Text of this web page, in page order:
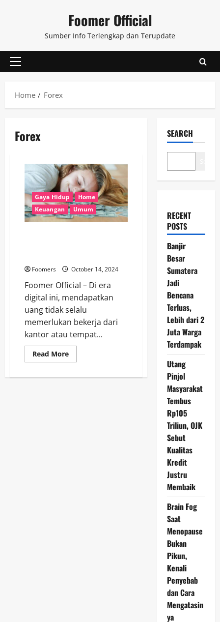
Foomer Official
Sumber Info Terlengkap dan Terupdate
Primary
Home
Forex
Forex
Gaya Hidup
Home
Keuangan
Umum
Foomers October 14, 2024
Foomer Official – Di era
digital ini, mendapatkan
uang tidak selalu
memerlukan bekerja dari
kantor atau tempat...
Read MoreRead
more
Dapat
SEARCH
RECENT
POSTS
Banjir
Besar
Sumatera
Jadi
Bencana
Terluas,
Lebih dari 2
Juta Warga
Terdampak
Utang
Pinjol
Masyarakat
Tembus
Rp105
Triliun, OJK
Sebut
Kualitas
Kredit
Justru
Membaik
Brain Fog
Saat
Menopause
Bukan
Pikun,
Kenali
Penyebab
dan Cara
Mengatasin
ya